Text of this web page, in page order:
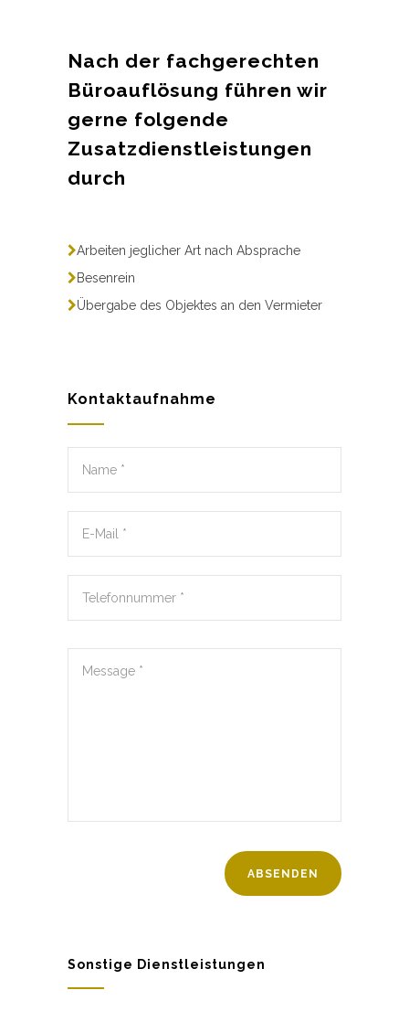
Nach der fachgerechten
Büroauflösung führen wir
gerne folgende
Zusatzdienstleistungen
durch
Arbeiten jeglicher Art nach Absprache
Besenrein
Übergabe des Objektes an den Vermieter
Kontaktaufnahme
Sonstige Dienstleistungen